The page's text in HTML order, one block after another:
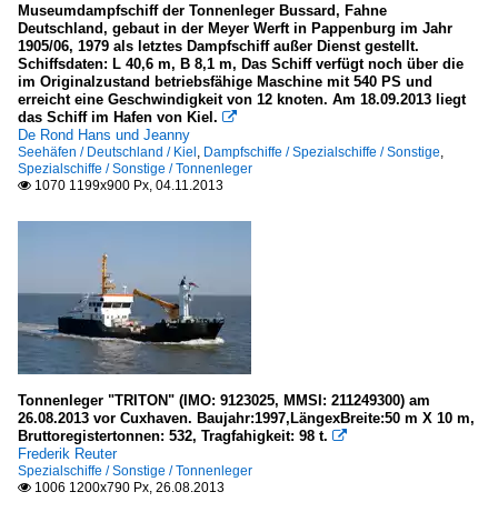
Museumdampfschiff der Tonnenleger Bussard, Fahne
Deutschland, gebaut in der Meyer Werft in Pappenburg im Jahr
1905/06, 1979 als letztes Dampfschiff außer Dienst gestellt.
Schiffsdaten: L 40,6 m, B 8,1 m, Das Schiff verfügt noch über die
im Originalzustand betriebsfähige Maschine mit 540 PS und
erreicht eine Geschwindigkeit von 12 knoten. Am 18.09.2013 liegt
das Schiff im Hafen von Kiel. 
De Rond Hans und Jeanny
Seehäfen / Deutschland / Kiel, Dampfschiffe / Spezialschiffe / Sonstige,
Spezialschiffe / Sonstige / Tonnenleger
 1070 1199x900 Px, 04.11.2013
Tonnenleger "TRITON" (IMO: 9123025, MMSI: 211249300) am
26.08.2013 vor Cuxhaven. Baujahr:1997,LängexBreite:50 m X 10 m,
Bruttoregistertonnen: 532, Tragfahigkeit: 98 t. 
Frederik Reuter
Spezialschiffe / Sonstige / Tonnenleger
 1006 1200x790 Px, 26.08.2013